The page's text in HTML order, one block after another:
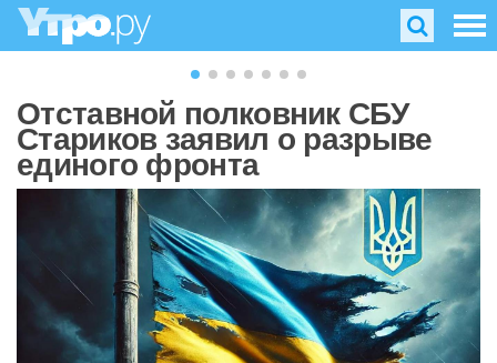
Отставной полковник СБУ
Стариков заявил о разрыве
единого фронта